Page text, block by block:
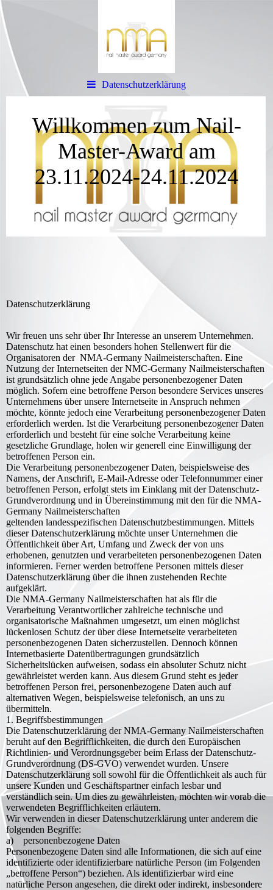
Datenschutzerklärung
Willkommen zum Nail-
Master-Award am
23.11.2024-24.11.2024
Datenschutzerklärung
Wir freuen uns sehr über Ihr Interesse an unserem Unternehmen.
Datenschutz hat einen besonders hohen Stellenwert für die
Organisatoren der NMA-Germany Nailmeisterschaften. Eine
Nutzung der Internetseiten der NMC-Germany Nailmeisterschaften
ist grundsätzlich ohne jede Angabe personenbezogener Daten
möglich. Sofern eine betroffene Person besondere Services unseres
Unternehmens über unsere Internetseite in Anspruch nehmen
möchte, könnte jedoch eine Verarbeitung personenbezogener Daten
erforderlich werden. Ist die Verarbeitung personenbezogener Daten
erforderlich und besteht für eine solche Verarbeitung keine
gesetzliche Grundlage, holen wir generell eine Einwilligung der
betroffenen Person ein.
Die Verarbeitung personenbezogener Daten, beispielsweise des
Namens, der Anschrift, E-Mail-Adresse oder Telefonnummer einer
betroffenen Person, erfolgt stets im Einklang mit der Datenschutz-
Grundverordnung und in Übereinstimmung mit den für die NMA-
Germany Nailmeisterschaften
geltenden landesspezifischen Datenschutzbestimmungen. Mittels
dieser Datenschutzerklärung möchte unser Unternehmen die
Öffentlichkeit über Art, Umfang und Zweck der von uns
erhobenen, genutzten und verarbeiteten personenbezogenen Daten
informieren. Ferner werden betroffene Personen mittels dieser
Datenschutzerklärung über die ihnen zustehenden Rechte
aufgeklärt.
Die NMA-Germany Nailmeisterschaften hat als für die
Verarbeitung Verantwortlicher zahlreiche technische und
organisatorische Maßnahmen umgesetzt, um einen möglichst
lückenlosen Schutz der über diese Internetseite verarbeiteten
personenbezogenen Daten sicherzustellen. Dennoch können
Internetbasierte Datenübertragungen grundsätzlich
Sicherheitslücken aufweisen, sodass ein absoluter Schutz nicht
gewährleistet werden kann. Aus diesem Grund steht es jeder
betroffenen Person frei, personenbezogene Daten auch auf
alternativen Wegen, beispielsweise telefonisch, an uns zu
übermitteln.
1. Begriffsbestimmungen
Die Datenschutzerklärung der NMA-Germany Nailmeisterschaften
beruht auf den Begrifflichkeiten, die durch den Europäischen
Richtlinien- und Verordnungsgeber beim Erlass der Datenschutz-
Grundverordnung (DS-GVO) verwendet wurden. Unsere
Datenschutzerklärung soll sowohl für die Öffentlichkeit als auch für
unsere Kunden und Geschäftspartner einfach lesbar und
verständlich sein. Um dies zu gewährleisten, möchten wir vorab die
verwendeten Begrifflichkeiten erläutern.
Wir verwenden in dieser Datenschutzerklärung unter anderem die
folgenden Begriffe:
a) personenbezogene Daten
Personenbezogene Daten sind alle Informationen, die sich auf eine
identifizierte oder identifizierbare natürliche Person (im Folgenden
„betroffene Person“) beziehen. Als identifizierbar wird eine
natürliche Person angesehen, die direkt oder indirekt, insbesondere